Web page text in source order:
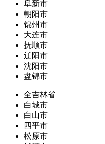
阜新市
朝阳市
锦州市
大连市
抚顺市
辽阳市
沈阳市
盘锦市
全吉林省
白城市
白山市
四平市
松原市